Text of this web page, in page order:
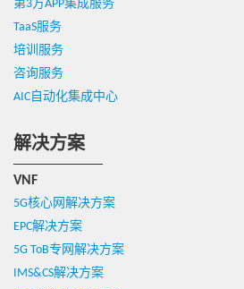
第3方APP集成服务
TaaS服务
培训服务
咨询服务
AIC自动化集成中心
解决方案
VNF
5G核心网解决方案
EPC解决方案
5G ToB专网解决方案
IMS&CS解决方案